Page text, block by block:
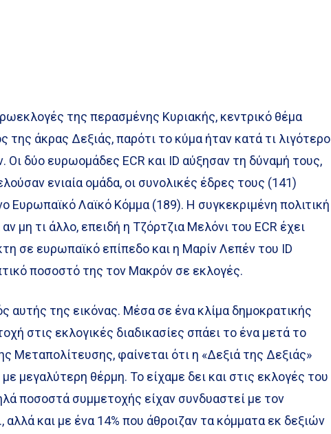
της περασμένης Κυριακής, κεντρικό θέμα
της άκρας Δεξιάς, παρότι το κύμα ήταν κατά τι λιγότερο
Οι δύο ευρωομάδες ECR και ID αύξησαν τη δύναμή τους,
ενιαία ομάδα, οι συνολικές έδρες τους (141)
Ευρωπαϊκό Λαϊκό Κόμμα (189). Η συγκεκριμένη πολιτική
αν μη τι άλλο, επειδή η Τζόρτζια Μελόνι του ECR έχει
σε ευρωπαϊκό επίπεδο και η Μαρίν Λεπέν του ID
ποσοστό της τον Μακρόν σε εκλογές.
αυτής της εικόνας. Μέσα σε ένα κλίμα δημοκρατικής
στις εκλογικές διαδικασίες σπάει το ένα μετά το
Μεταπολίτευσης, φαίνεται ότι η «Δεξιά της Δεξιάς»
μεγαλύτερη θέρμη. Το είχαμε δει και στις εκλογές του
ποσοστά συμμετοχής είχαν συνδυαστεί με τον
αλλά και με ένα 14% που άθροιζαν τα κόμματα εκ δεξιών